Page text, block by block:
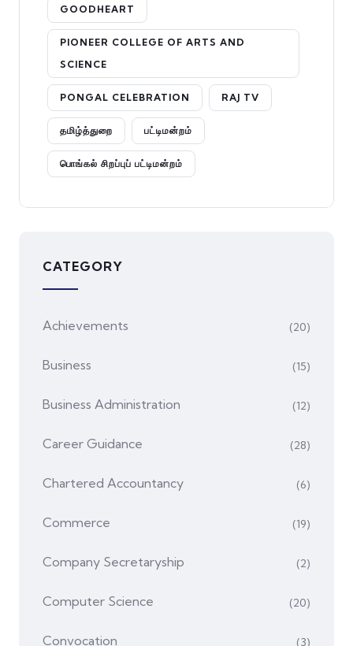
GOODHEART
PIONEER COLLEGE OF ARTS AND
SCIENCE
PONGAL CELEBRATION RAJ TV
தமிழ்த்துறை பட்டிமன்றம்
பொங்கல் சிறப்புப் பட்டிமன்றம்
CATEGORY
Achievements (20)
Business (15)
Business Administration (12)
Career Guidance (28)
Chartered Accountancy (6)
Commerce (19)
Company Secretaryship (2)
Computer Science (20)
Convocation (3)